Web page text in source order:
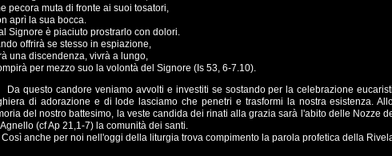
pecora muta di fronte ai suoi tosatori,
aprì la sua bocca.
Signore è piaciuto prostrarlo con dolori.
offrirà se stesso in espiazione,
una discendenza, vivrà a lungo,
per mezzo suo la volontà del Signore (Is 53, 6-7.10).
candore veniamo avvolti e investiti se sostando per la celebrazione
di adorazione e di lode lasciamo che penetri e trasformi la nostra esistenza.
del nostro battesimo, la veste candida dei rinati alla grazia sarà l'abito delle Nozze
(cf Ap 21,1-7) la comunità dei santi.
anche per noi nell'oggi della liturgia trova compimento la parola profetica della